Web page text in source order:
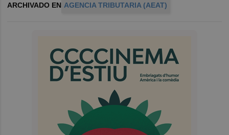
ARCHIVADO EN AGENCIA TRIBUTARIA (AEAT)